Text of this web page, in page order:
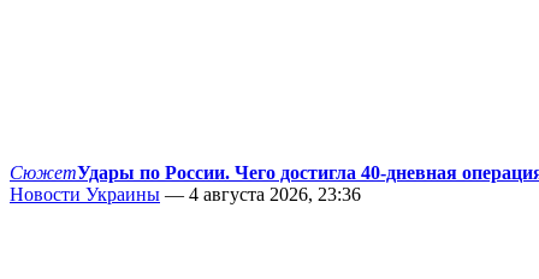
СюжетУдары по России. Чего достигла 40-дневная
Новости Украины — 4 августа 2026, 23:36